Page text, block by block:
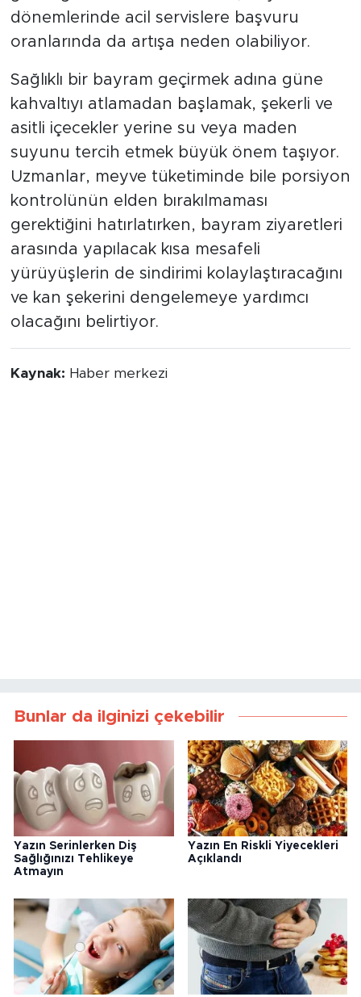
dönemlerinde acil servislere başvuru
oranlarında da artışa neden olabiliyor.
Sağlıklı bir bayram geçirmek adına güne
kahvaltıyı atlamadan başlamak, şekerli ve
asitli içecekler yerine su veya maden
suyunu tercih etmek büyük önem taşıyor.
Uzmanlar, meyve tüketiminde bile porsiyon
kontrolünün elden bırakılmaması
gerektiğini hatırlatırken, bayram ziyaretleri
arasında yapılacak kısa mesafeli
yürüyüşlerin de sindirimi kolaylaştıracağını
ve kan şekerini dengelemeye yardımcı
olacağını belirtiyor.
Kaynak: Haber merkezi
Bunlar da ilginizi çekebilir
Yazın Serinlerken Diş
Sağlığınızı Tehlikeye
Atmayın
Yazın En Riskli Yiyecekleri
Açıklandı